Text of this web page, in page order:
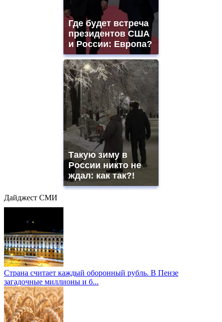
Где будет встреча
президентов США
и России: Европа?
Такую зиму в
России никто не
ждал: как так?!
Дайджест СМИ
Страна считает каждый оборонный рубль. В Пензе
загадочные миллионы и б...